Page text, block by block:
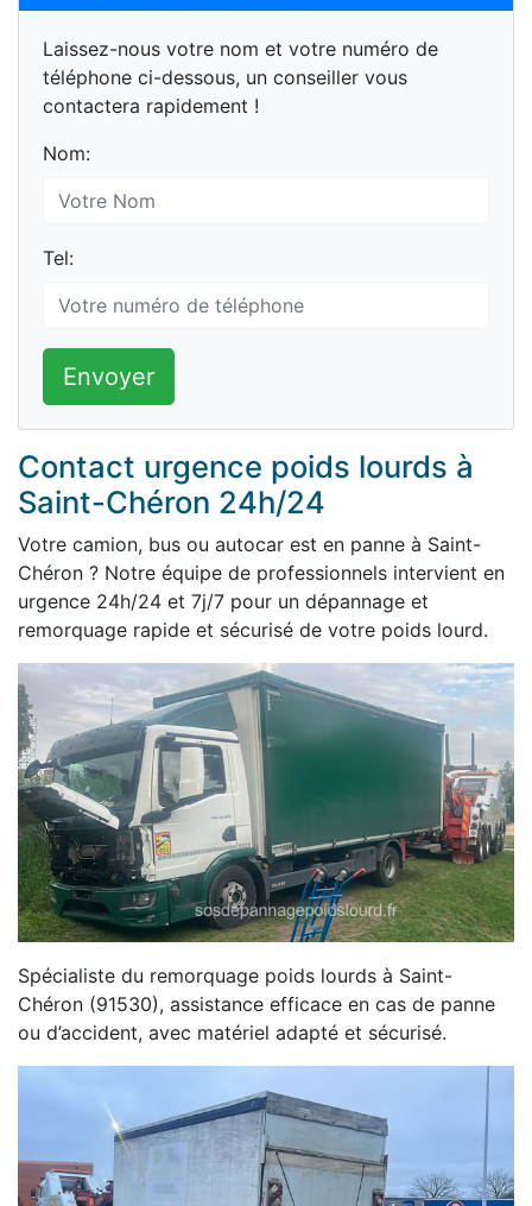
Laissez-nous votre nom et votre numéro de
téléphone ci-dessous, un conseiller vous
contactera rapidement !
Nom:
Tel:
Envoyer
Contact urgence poids lourds à
Saint-Chéron 24h/24
Votre camion, bus ou autocar est en panne à Saint-
Chéron ? Notre équipe de professionnels intervient en
urgence 24h/24 et 7j/7 pour un dépannage et
remorquage rapide et sécurisé de votre poids lourd.
Spécialiste du remorquage poids lourds à Saint-
Chéron (91530), assistance efficace en cas de panne
ou d’accident, avec matériel adapté et sécurisé.